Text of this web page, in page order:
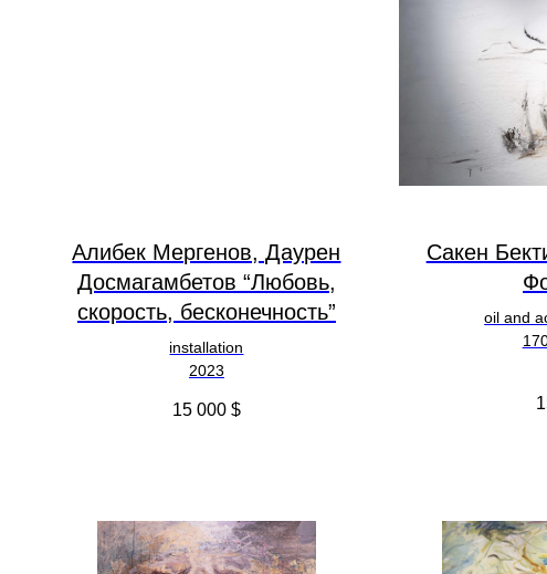
Алибек Мергенов, Даурен
Досмагамбетов “Любовь,
скорость, бесконечность”
installation
2023
15 000 $
Сакен
oil and